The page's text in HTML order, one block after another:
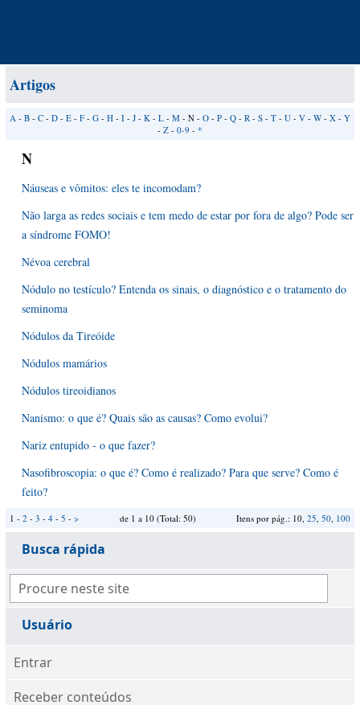
Artigos
A - B - C - D - E - F - G - H - I - J - K - L - M - N - O - P - Q - R - S - T - U - V - W - X - Y
- Z - 0-9 - *
N
Náuseas e vômitos: eles te incomodam?
Não larga as redes sociais e tem medo de estar por fora de algo? Pode ser
a síndrome FOMO!
Névoa cerebral
Nódulo no testículo? Entenda os sinais, o diagnóstico e o tratamento do
seminoma
Nódulos da Tireóide
Nódulos mamários
Nódulos tireoidianos
Nanismo: o que é? Quais são as causas? Como evolui?
Nariz entupido - o que fazer?
Nasofibroscopia: o que é? Como é realizado? Para que serve? Como é
feito?
Itens por pág.: 10, 25, 50, 100
1 - 2 - 3 - 4 - 5 - > de 1 a 10 (Total: 50)
Busca rápida
Usuário
Entrar
Receber conteúdos